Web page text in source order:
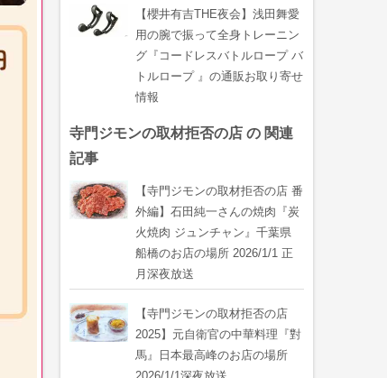
【櫻井有吉THE夜会】浅田舞愛
用の腕で振って全身トレーニン
グ『コードレスバトルロープ バ
トルロープ 』の通販お取り寄せ
情報
寺門ジモンの取材拒否の店 の 関連
記事
【寺門ジモンの取材拒否の店 番
外編】石田純一さんの焼肉『炭
火焼肉 ジュンチャン』千葉県
船橋のお店の場所 2026/1/1 正
月深夜放送
【寺門ジモンの取材拒否の店
2025】元自衛官の中華料理『對
馬』日本最高峰のお店の場所